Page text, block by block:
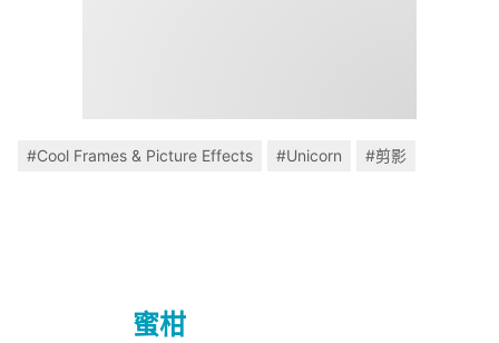
#Cool Frames & Picture Effects #Unicorn #剪影
蜜柑